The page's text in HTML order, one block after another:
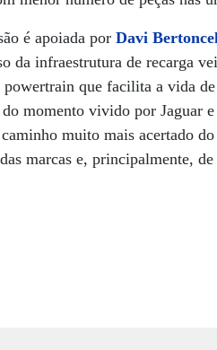
é apoiada porDavi
da infraestrutura de recarga
powertrain que facilita a vida
momento vivido por Jaguar
muito mais acertado
marcas e, principalmente, de